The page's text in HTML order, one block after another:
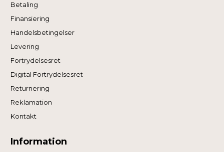
Betaling
Finansiering
Handelsbetingelser
Levering
Fortrydelsesret
Digital Fortrydelsesret
Returnering
Reklamation
Kontakt
Information